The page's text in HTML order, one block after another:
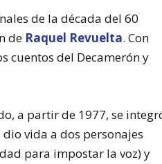
de la década del 60
de Raquel Revuelta. Con
cuentos del Decamerón y
a partir de 1977, se
vida a dos personajes
para impostar la voz) y